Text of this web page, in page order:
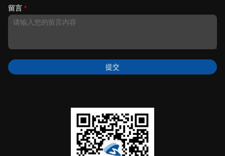
留言 *
提交